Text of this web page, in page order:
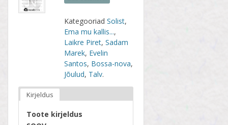
KategooriadSolist,
Ema mu kallis...,
Laikre Piret,Sadam
Marek, Evelin
Santos, Bossa-nova,
Jõulud, Talv.
Kirjeldus
Toote kirjeldus